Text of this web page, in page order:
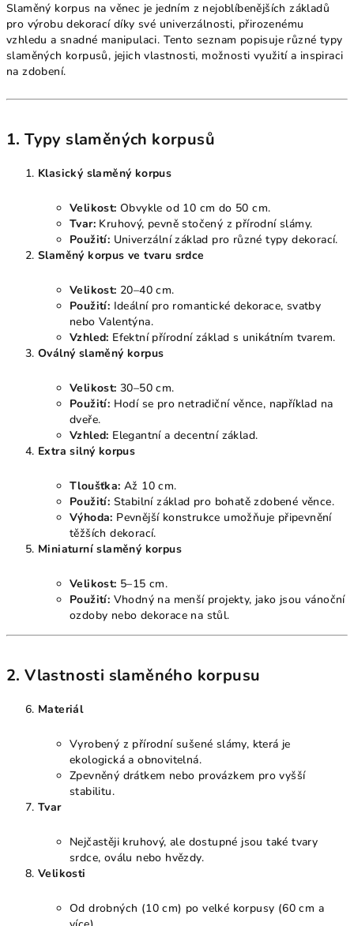
Slaměný korpus na věnec je jedním z nejoblíbenějších základů
pro výrobu dekorací díky své univerzálnosti, přirozenému
vzhledu a snadné manipulaci. Tento seznam popisuje různé typy
slaměných korpusů, jejich vlastnosti, možnosti využití a inspiraci
na zdobení.
1. Typy slaměných korpusů
Klasický slaměný korpus
Velikost: Obvykle od 10 cm do 50 cm.
Tvar: Kruhový, pevně stočený z přírodní slámy.
Použití: Univerzální základ pro různé typy dekorací.
Slaměný korpus ve tvaru srdce
Velikost: 20–40 cm.
Použití: Ideální pro romantické dekorace, svatby
nebo Valentýna.
Vzhled: Efektní přírodní základ s unikátním tvarem.
Oválný slaměný korpus
Velikost: 30–50 cm.
Použití: Hodí se pro netradiční věnce, například na
dveře.
Vzhled: Elegantní a decentní základ.
Extra silný korpus
Tloušťka: Až 10 cm.
Použití: Stabilní základ pro bohatě zdobené věnce.
Výhoda: Pevnější konstrukce umožňuje připevnění
těžších dekorací.
Miniaturní slaměný korpus
Velikost: 5–15 cm.
Použití: Vhodný na menší projekty, jako jsou vánoční
ozdoby nebo dekorace na stůl.
2. Vlastnosti slaměného korpusu
Materiál
Vyrobený z přírodní sušené slámy, která je
ekologická a obnovitelná.
Zpevněný drátkem nebo provázkem pro vyšší
stabilitu.
Tvar
Nejčastěji kruhový, ale dostupné jsou také tvary
srdce, oválu nebo hvězdy.
Velikosti
Od drobných (10 cm) po velké korpusy (60 cm a